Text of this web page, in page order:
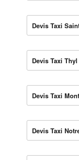
Devis Taxi
Devis Taxi Thyl
Devis Taxi
Devis Taxi